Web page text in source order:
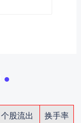
个股流出
换手率